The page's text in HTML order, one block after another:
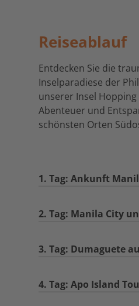
Reiseablauf
Entdecken Sie die
Inselparadiese der
unserer Insel Hopping
Abenteuer und
schönsten Orten
1. Tag: Ankunft
2. Tag: Manila City
3. Tag: Dumaguete
4. Tag: Apo Island